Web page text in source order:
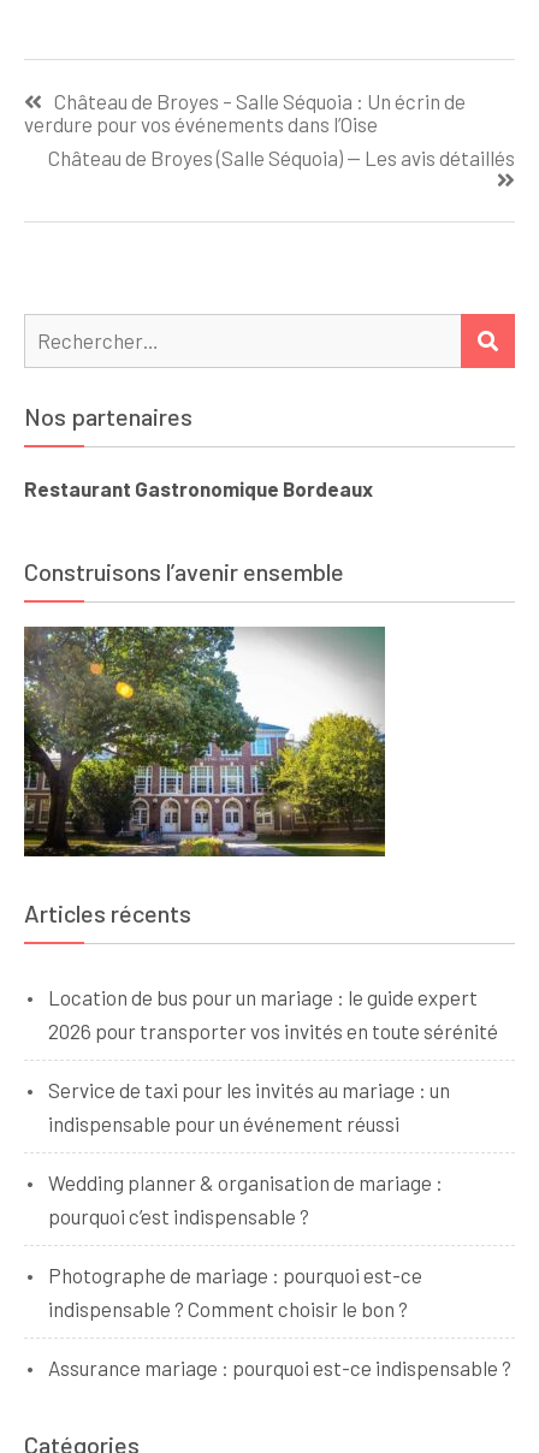
de
l’article
Château de Broyes – Salle Séquoia : Un écrin de
verdure pour vos événements dans l’Oise
Château de Broyes (Salle Séquoia) — Les avis détaillés
Rechercher :
Nos partenaires
Restaurant Gastronomique Bordeaux
Construisons l’avenir ensemble
Articles récents
Location de bus pour un mariage : le guide expert
2026 pour transporter vos invités en toute sérénité
Service de taxi pour les invités au mariage : un
indispensable pour un événement réussi
Wedding planner & organisation de mariage :
pourquoi c’est indispensable ?
Photographe de mariage : pourquoi est-ce
indispensable ? Comment choisir le bon ?
Assurance mariage : pourquoi est-ce indispensable ?
Catégories